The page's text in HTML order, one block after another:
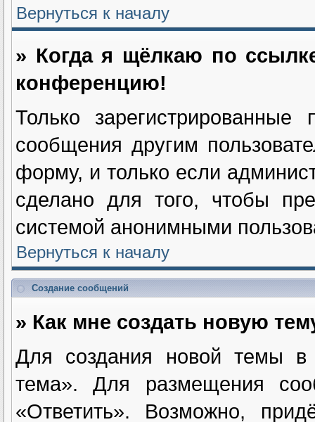
Вернуться к началу
» Когда я щёлкаю по
конференцию!
Только зарегистрированные
сообщения другим
форму, и только если
сделано для того, чтобы
системой анонимными
Вернуться к началу
Создание сообщений
» Как мне создать новую
Для создания новой темы
тема». Для размещения
«Ответить». Возможно,